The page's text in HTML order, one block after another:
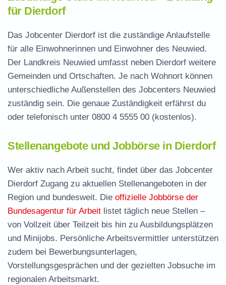
für Dierdorf
Das Jobcenter Dierdorf ist die zuständige Anlaufstelle
für alle Einwohnerinnen und Einwohner des Neuwied.
Der Landkreis Neuwied umfasst neben Dierdorf weitere
Gemeinden und Ortschaften. Je nach Wohnort können
unterschiedliche Außenstellen des Jobcenters Neuwied
zuständig sein. Die genaue Zuständigkeit erfährst du
oder telefonisch unter 0800 4 5555 00 (kostenlos).
Stellenangebote und Jobbörse in Dierdorf
Wer aktiv nach Arbeit sucht, findet über das Jobcenter
Dierdorf Zugang zu aktuellen Stellenangeboten in der
Region und bundesweit. Die offizielle Jobbörse der
Bundesagentur für Arbeit listet täglich neue Stellen –
von Vollzeit über Teilzeit bis hin zu Ausbildungsplätzen
und Minijobs. Persönliche Arbeitsvermittler unterstützen
zudem bei Bewerbungsunterlagen,
Vorstellungsgesprächen und der gezielten Jobsuche im
regionalen Arbeitsmarkt.